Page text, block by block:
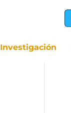
Investigación
Investigación